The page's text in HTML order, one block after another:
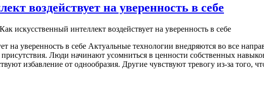
воздействует на уверенность в себе
искусственный интеллект воздействует на уверенность в себе
на уверенность в себе Актуальные технологии внедряются во все
присутствия. Люди начинают усомниться в ценности собственных
избавление от однообразия. Другие чувствуют тревогу из-за того,